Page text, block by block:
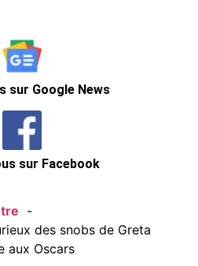
sur Google News
sur Facebook
des snobs de Greta
aux Oscars